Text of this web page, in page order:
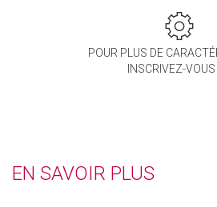
POUR PLUS DE
INSCRIVEZ-VOUS
EN SAVOIR PLUS